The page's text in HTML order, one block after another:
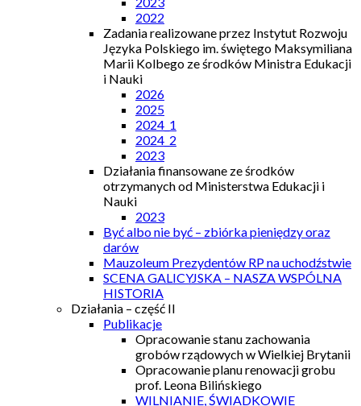
2022
Zadania realizowane przez Instytut Rozwoju
Języka Polskiego im. świętego Maksymiliana
Marii Kolbego ze środków Ministra Edukacji
i Nauki
2026
2025
2024_1
2024_2
2023
Działania finansowane ze środków
otrzymanych od Ministerstwa Edukacji i
Nauki
2023
Być albo nie być – zbiórka pieniędzy oraz
darów
Mauzoleum Prezydentów RP na uchodźstwie
SCENA GALICYJSKA – NASZA WSPÓLNA
HISTORIA
Działania – część II
Publikacje
Opracowanie stanu zachowania
grobów rządowych w Wielkiej Brytanii
Opracowanie planu renowacji grobu
prof. Leona Bilińskiego
WILNIANIE, ŚWIADKOWIE